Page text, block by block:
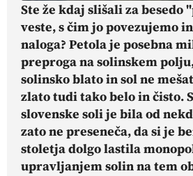
Ste že kdaj slišali za besedo
veste, s čim jo povezujemo
naloga? Petola je posebna
preproga na solinskem
solinsko blato in sol ne
zlato tudi tako belo in čisto.
slovenske soli je bila od
zato ne preseneča, da si je
stoletja dolgo lastila
upravljanjem solin na tem